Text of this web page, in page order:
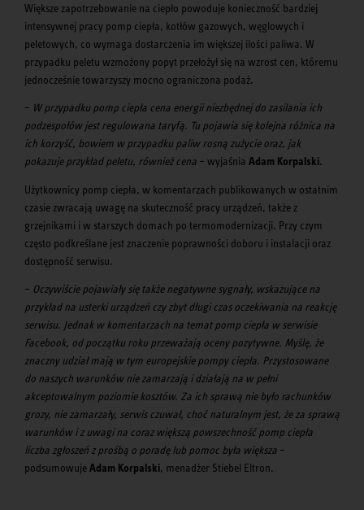
Większe zapotrzebowanie na ciepło powoduje konieczność bardziej
intensywnej pracy pomp ciepła, kotłów gazowych, węglowych i
peletowych, co wymaga dostarczenia im większej ilości paliwa. W
przypadku peletu wzmożony popyt przełożył się na wzrost cen, któremu
jednocześnie towarzyszy mocno ograniczona podaż.
– W przypadku pomp ciepła cena energii niezbędnej do zasilania ich
podzespołów jest regulowana taryfą. Tu pojawia się kolejna różnica na
ich korzyść, bowiem w przypadku paliw rosną zużycie oraz, jak
pokazuje przykład peletu, również cena – wyjaśnia Adam Korpalski.
Użytkownicy pomp ciepła, w komentarzach publikowanych w ostatnim
czasie zwracają uwagę na skuteczność pracy urządzeń, także z
grzejnikami i w starszych domach po termomodernizacji. Przy czym
często podkreślane jest znaczenie poprawności doboru i instalacji oraz
dostępność serwisu.
– Oczywiście pojawiały się także negatywne sygnały, wskazujące na
przykład na usterki urządzeń czy zbyt długi czas oczekiwania na reakcję
serwisu. Jednak w komentarzach na temat pomp ciepła w serwisie
Facebook, od początku roku przeważają oceny pozytywne. Myślę, że
znaczny udział mają w tym europejskie pompy ciepła. Przystosowane
do naszych warunków nie zamarzają i działają na w pełni
akceptowalnym poziomie kosztów. Za ich sprawą nie było rachunków
grozy, nie zamarzały, serwis czuwał, choć naturalnym jest, że za sprawą
warunków i z uwagi na coraz większą powszechność pomp ciepła
liczba zgłoszeń z prośbą o poradę lub pomoc była większa –
podsumowujeAdam Korpalski, menadżer Stiebel Eltron.